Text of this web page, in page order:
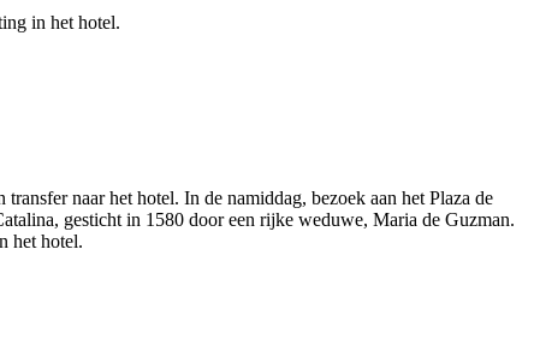
in het hotel.
naar het hotel. In de namiddag, bezoek aan het Plaza de
gesticht in 1580 door een rijke weduwe, Maria de Guzman.
het hotel.